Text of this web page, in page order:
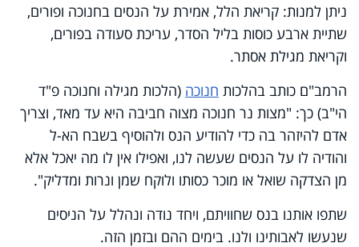
ניתן למנות: קריאת הלל, אמירת על הנסים בחנוכה ופורים,
שתיית ארבע כוסות בליל הסדר, עריכת סעודה בפורים,
וקריאת מגילת אסתר.
הרמב"ם כותב בהלכות חנוכה (הלכות מגילה וחנוכה פ"ד
הי"ב) כך: "מצות נר חנוכה מצוה חביבה היא עד מאד, וצריך
אדם להיזהר בה כדי להודיע הנס ולהוסיף בשבח הא-ל
והודיה לו על הנסים שעשה לנו, ואפילו אין לו מה יאכל אלא
מן הצדקה שואל או מוכר כסותו ולוקח שמן ונרות ומדליק".
שתפו אותנו בנס שחוויתם, ויחד נודה ונהלל על הניסים
שנעשו לאבותינו ולנו. בימים ההם ובזמן הזה.